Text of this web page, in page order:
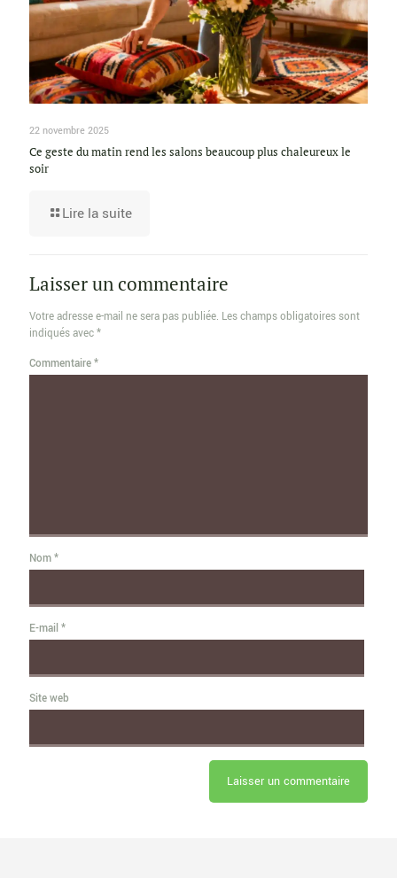
22 novembre 2025
Ce geste du matin rend les salons beaucoup plus chaleureux le
soir
Lire la suite
Laisser un commentaire
Votre adresse e-mail ne sera pas publiée. Les champs obligatoires sont
indiqués avec*
Commentaire*
Nom*
E-mail *
Site web